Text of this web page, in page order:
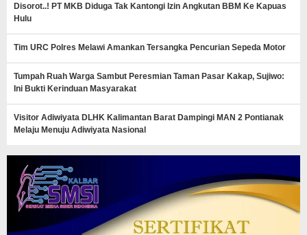
Disorot..! PT MKB Diduga Tak Kantongi Izin Angkutan BBM Ke Kapuas
Hulu
Tim URC Polres Melawi Amankan Tersangka Pencurian Sepeda Motor
Tumpah Ruah Warga Sambut Peresmian Taman Pasar Kakap, Sujiwo:
Ini Bukti Kerinduan Masyarakat
Visitor Adiwiyata DLHK Kalimantan Barat Dampingi MAN 2 Pontianak
Melaju Menuju Adiwiyata Nasional